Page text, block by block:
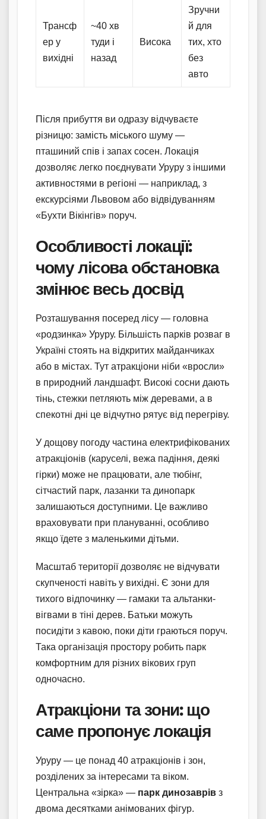
Трансф
ер у
вихідні
~40 хв
туди і
назад
Висока
Зручни
й для
тих, хто
без
авто
Після прибуття ви одразу відчуваєте
різницю: замість міського шуму —
пташиний спів і запах сосен. Локація
дозволяє легко поєднувати Уруру з іншими
активностями в регіоні — наприклад, з
екскурсіями Львовом або відвідуванням
«Бухти Вікінгів» поруч.
Особливості локації:
чому лісова обстановка
змінює весь досвід
Розташування посеред лісу — головна
«родзинка» Уруру. Більшість парків розваг в
Україні стоять на відкритих майданчиках
або в містах. Тут атракціони ніби «вросли»
в природний ландшафт. Високі сосни дають
тінь, стежки петляють між деревами, а в
спекотні дні це відчутно рятує від перегріву.
У дощову погоду частина електрифікованих
атракціонів (каруселі, вежа падіння, деякі
гірки) може не працювати, але тюбінг,
сітчастий парк, лазанки та динопарк
залишаються доступними. Це важливо
враховувати при плануванні, особливо
якщо їдете з маленькими дітьми.
Масштаб території дозволяє не відчувати
скупченості навіть у вихідні. Є зони для
тихого відпочинку — гамаки та альтанки-
вігвами в тіні дерев. Батьки можуть
посидіти з кавою, поки діти граються поруч.
Така організація простору робить парк
комфортним для різних вікових груп
одночасно.
Атракціони та зони: що
саме пропонує локація
Уруру — це понад 40 атракціонів і зон,
розділених за інтересами та віком.
Центральна «зірка» — парк динозаврів з
двома десятками анімованих фігур.